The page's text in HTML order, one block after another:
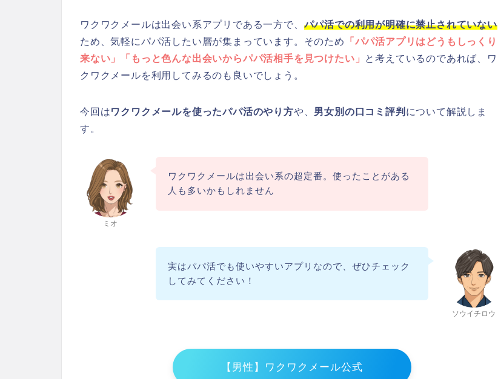
ワクワクメールは出会い系アプリである一方で、 パパ活での利用が明確に禁止されていない
ため、気軽にパパ活したい層が集まっています。そのため
「パパ活アプリはどうもしっくり
来ない」「もっと色んな出会いからパパ活相手を見つけたい」 と考えているのであれば、ワ
クワクメールを利用してみるのも良いでしょう。
今回はワクワクメールを使ったパパ活のやり方や、 男女別の口コミ評判 について解説しま
す。
ミオ
ワクワクメールは出会い系の超定番。使ったことがある
人も多いかもしれません
ソウイチロウ
実はパパ活でも使いやすいアプリなので、ぜひチェック
してみてください！
【男性】ワクワクメール公式